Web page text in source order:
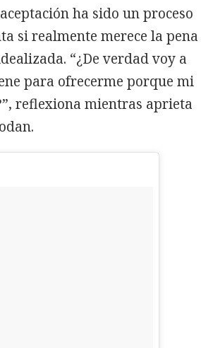
ha sido un proceso
si realmente merece la pena
“¿De verdad voy a
para ofrecerme porque mi
reflexiona mientras aprieta